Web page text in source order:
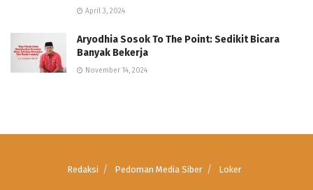
April 3, 2024
Aryodhia Sosok To The Point: Sedikit Bicara
Banyak Bekerja
November 14, 2024
Redaksi Pedoman Media Siber Loker